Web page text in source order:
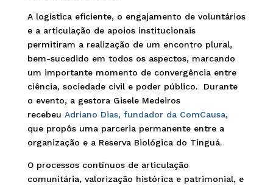
A logística eficiente, o engajamento de voluntários
e a articulação de apoios institucionais
permitiram a realização de um encontro plural,
bem-sucedido em todos os aspectos, marcando
um importante momento de convergência entre
ciência, sociedade civil e poder público. Durante
o evento, a gestora Gisele Medeiros
recebeu Adriano Dias, fundador da ComCausa,
que propôs uma parceria permanente entre a
organização e a Reserva Biológica do Tinguá.
O processos contínuos de articulação
comunitária, valorização histórica e patrimonial, e